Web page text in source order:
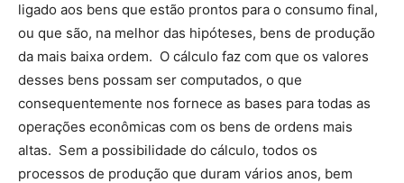
ligado aos bens que estão prontos para o consumo final,
ou que são, na melhor das hipóteses, bens de produção
da mais baixa ordem. O cálculo faz com que os valores
desses bens possam ser computados, o que
consequentemente nos fornece as bases para todas as
operações econômicas com os bens de ordens mais
altas. Sem a possibilidade do cálculo, todos os
processos de produção que duram vários anos, bem